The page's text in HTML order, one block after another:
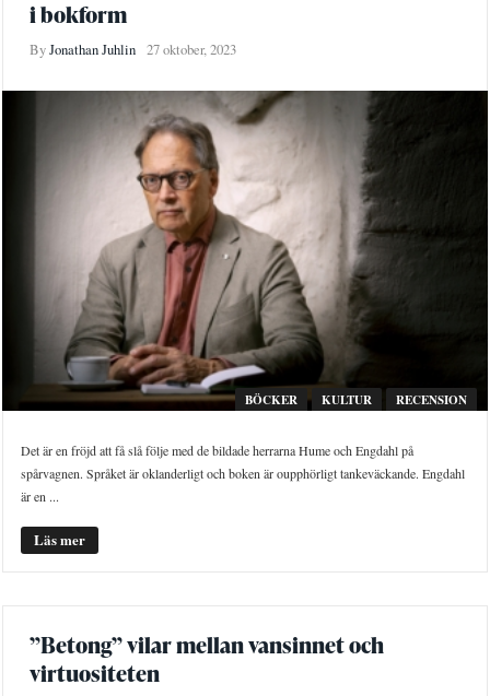
i bokform
ByJonathan Juhlin 27 oktober, 2023
BÖCKER KULTUR RECENSION
Det är en fröjd att få slå följe med de bildade herrarna Hume och Engdahl på
spårvagnen. Språket är oklanderligt och boken är oupphörligt tankeväckande. Engdahl
är en ...
Läs mer
”Betong” vilar mellan vansinnet och
virtuositeten